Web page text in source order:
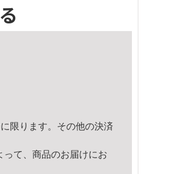
限ります。その他の決済
て、商品のお届けにお